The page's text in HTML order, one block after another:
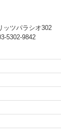
ッツパラシオ302
5302-9842